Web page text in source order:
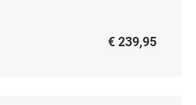
€ 239,95